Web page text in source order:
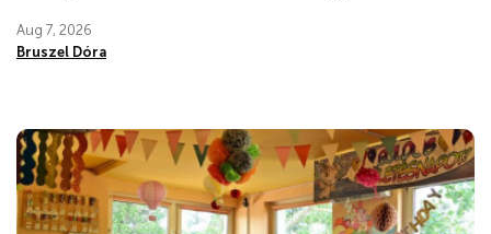
Aug 7, 2026
Bruszel Dóra